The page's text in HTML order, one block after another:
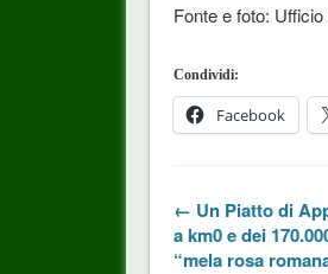
Fonte e foto:
Condividi:
Facebook
← Un Piatto di
a km0 e dei
“mela rosa